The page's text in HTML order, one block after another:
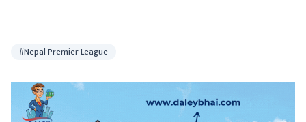
#Nepal Premier League